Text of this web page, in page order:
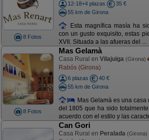
8 Fotos
12-18+4 plazas
35 €
55 km de Girona
Esta magnífica masía ha
con un gusto exquisito, estas
XVII. Situada a las afueras del ...
8 Fotos
Mas Gelamà
Casa Rural en Vilajuïga (Girona)
Rabós (Girona)
6 plazas
40 €
55 km de Girona
Mas Gelamà es una
del 1805 que ha sido
acuerdo con el estilo y las
Can Gori
Casa Rural en Peralada (Girona)